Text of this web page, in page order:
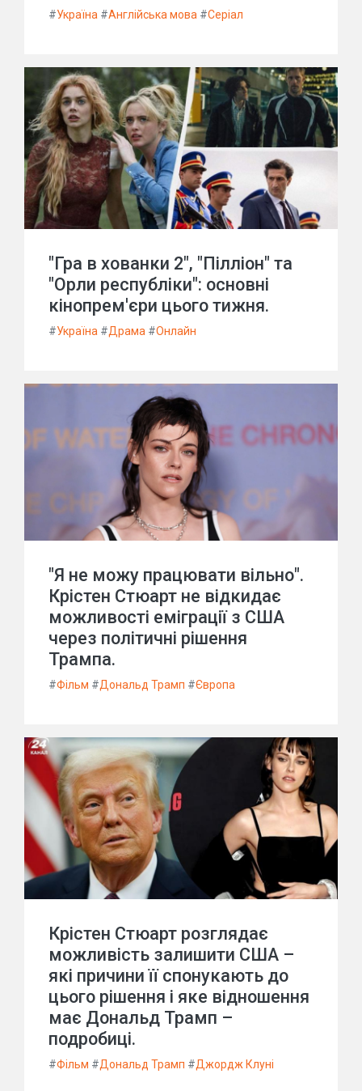
#Україна #Англійська мова #Серіал
"Гра в хованки 2", "Пілліон" та
"Орли республіки": основні
кінопрем'єри цього тижня.
#Україна #Драма #Онлайн
"Я не можу працювати вільно".
Крістен Стюарт не відкидає
можливості еміграції з США
через політичні рішення
Трампа.
#Фільм #Дональд Трамп #Європа
Крістен Стюарт розглядає
можливість залишити США –
які причини її спонукають до
цього рішення і яке відношення
має Дональд Трамп –
подробиці.
#Фільм #Дональд Трамп #Джордж Клуні